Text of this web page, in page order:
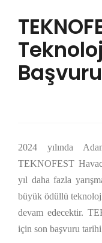
KILAVUZLAR
YAYINLARIMIZ
ENERJİ İZLEME
2024 yılında
TEKNOFEST
yıl daha fazla
büyük ödüllü teknoloji
devam edecektir.
için son başvuru